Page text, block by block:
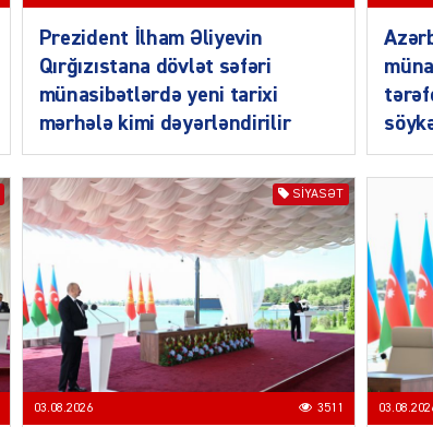
Prezident İlham Əliyevin
Qırğızıstana dövlət səfəri
münasibətlərdə yeni tarixi
mərhələ kimi dəyərləndirilir
SIYASƏT
03.08.2026 3511